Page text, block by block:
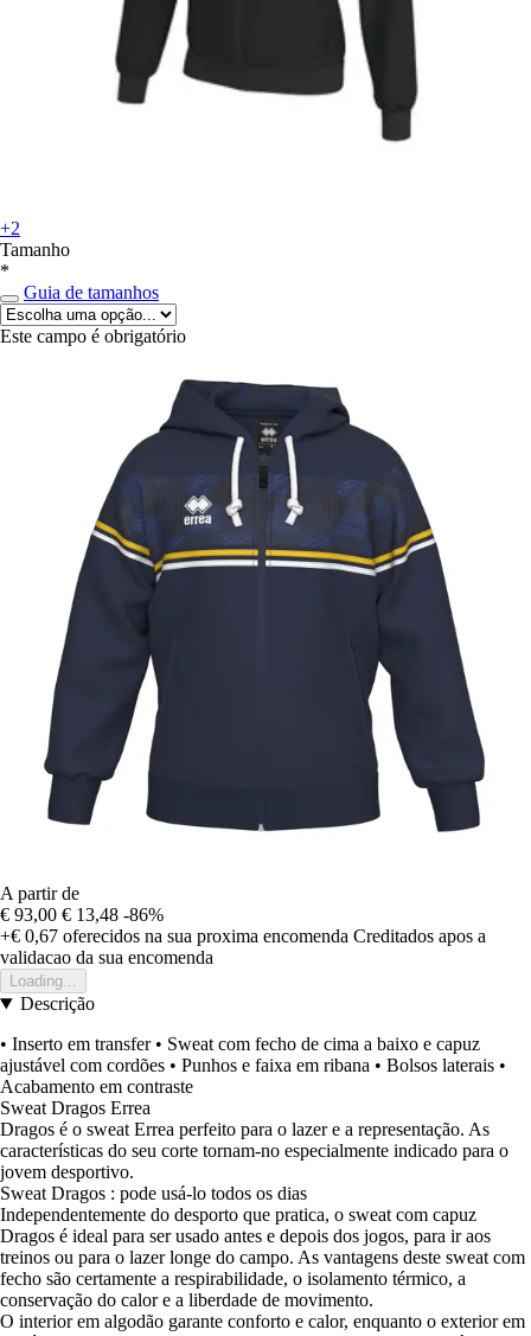
+2
Tamanho
*
Guia de tamanhos
Este campo é obrigatório
A partir de
€ 93,00 € 13,48 -86%
+€ 0,67 oferecidos na sua proxima encomenda Creditados apos a
validacao da sua encomenda
Loading...
Descrição
• Inserto em transfer • Sweat com fecho de cima a baixo e capuz
ajustável com cordões • Punhos e faixa em ribana • Bolsos laterais •
Acabamento em contraste
Sweat Dragos Errea
Dragos é o sweat Errea perfeito para o lazer e a representação. As
características do seu corte tornam-no especialmente indicado para o
jovem desportivo.
Sweat Dragos : pode usá-lo todos os dias
Independentemente do desporto que pratica, o sweat com capuz
Dragos é ideal para ser usado antes e depois dos jogos, para ir aos
treinos ou para o lazer longe do campo. As vantagens deste sweat com
fecho são certamente a respirabilidade, o isolamento térmico, a
conservação do calor e a liberdade de movimento.
O interior em algodão garante conforto e calor, enquanto o exterior em